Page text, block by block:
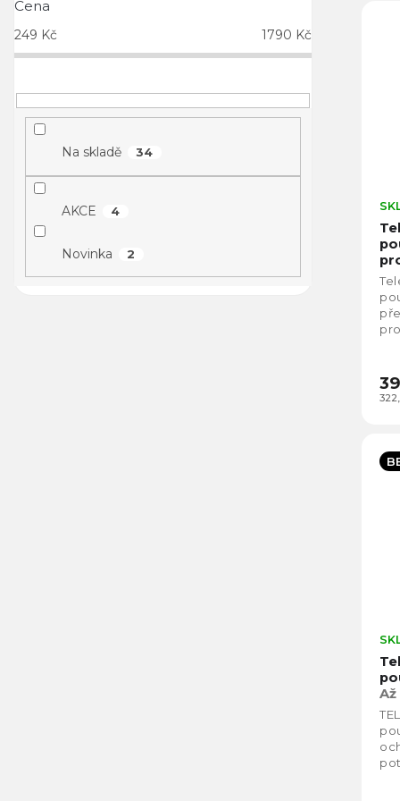
Cena
249 Kč 1790 Kč
Na skladě 34
AKCE 4
Novinka 2